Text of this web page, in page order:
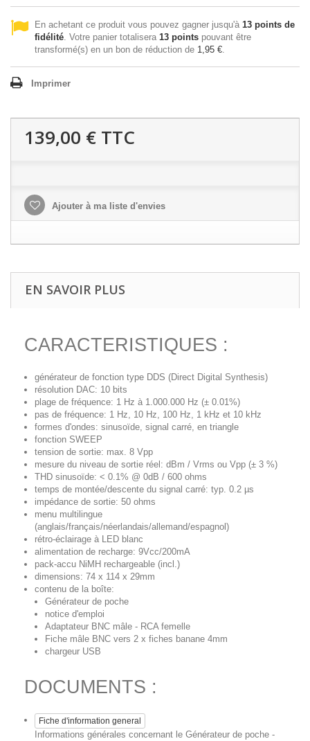
En achetant ce produit vous pouvez gagner jusqu'à 13 points de
fidélité. Votre panier totalisera 13 points pouvant être
transformé(s) en un bon de réduction de 1,95 €.
Imprimer
139,00 € TTC
Ajouter à ma liste d'envies
EN SAVOIR PLUS
CARACTERISTIQUES :
générateur de fonction type DDS (Direct Digital Synthesis)
résolution DAC: 10 bits
plage de fréquence: 1 Hz à 1.000.000 Hz (± 0.01%)
pas de fréquence: 1 Hz, 10 Hz, 100 Hz, 1 kHz et 10 kHz
formes d'ondes: sinusoïde, signal carré, en triangle
fonction SWEEP
tension de sortie: max. 8 Vpp
mesure du niveau de sortie réel: dBm / Vrms ou Vpp (± 3 %)
THD sinusoïde: < 0.1% @ 0dB / 600 ohms
temps de montée/descente du signal carré: typ. 0.2 µs
impédance de sortie: 50 ohms
menu multilingue
(anglais/français/néerlandais/allemand/espagnol)
rétro-éclairage à LED blanc
alimentation de recharge: 9Vcc/200mA
pack-accu NiMH rechargeable (incl.)
dimensions: 74 x 114 x 29mm
contenu de la boîte:
Générateur de poche
notice d'emploi
Adaptateur BNC mâle - RCA femelle
Fiche mâle BNC vers 2 x fiches banane 4mm
chargeur USB
DOCUMENTS :
Fiche d'information general
Informations générales concernant le Générateur de poche -